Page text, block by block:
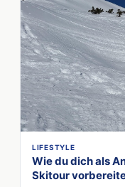
LIFESTYLE
Wie du dich als
Skitour